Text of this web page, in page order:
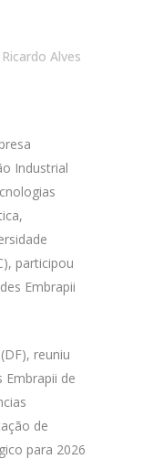
Ricardo Alves
Industrial
participou
Embrapii
reuniu
Embrapii de
de
para 2026